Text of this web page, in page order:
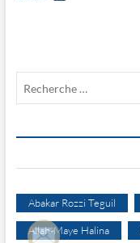
Abakar Rozzi Teguil
Allah-Maye Halina